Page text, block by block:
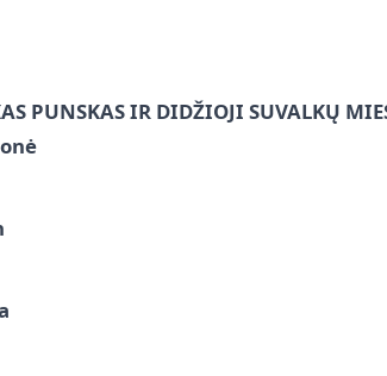
PUNSKAS IR DIDŽIOJI SUVALKŲ